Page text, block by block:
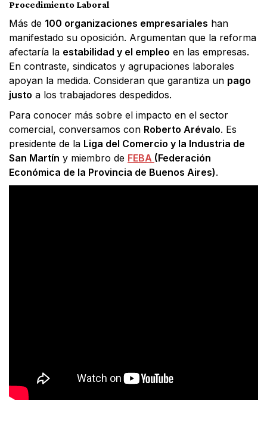
Procedimiento Laboral
Más de 100 organizaciones empresariales han
manifestado su oposición. Argumentan que la reforma
afectaría la estabilidad y el empleo en las empresas.
En contraste, sindicatos y agrupaciones laborales
apoyan la medida. Consideran que garantiza un pago
justo a los trabajadores despedidos.
Para conocer más sobre el impacto en el sector
comercial, conversamos con Roberto Arévalo. Es
presidente de la Liga del Comercio y la Industria de
San Martín y miembro de FEBA (Federación
Económica de la Provincia de Buenos Aires).